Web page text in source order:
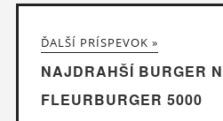
ĎALŠÍ PRÍSPEVOK »
NAJDRAHŠÍ BURGER
FLEURBURGER 5000